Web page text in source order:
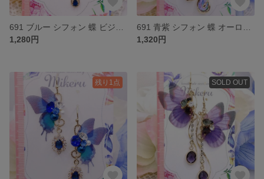
1,280円
1,320円
残り1点 SOLD OUT